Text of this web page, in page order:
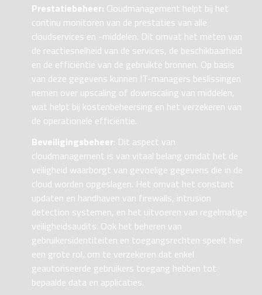
Prestatiebeheer: Cloudmanagement helpt bij het
continu monitoren van de prestaties van alle
cloudservices en -middelen. Dit omvat het meten van
de reactiesnelheid van de services, de beschikbaarheid
en de efficiëntie van de gebruikte bronnen. Op basis
van deze gegevens kunnen IT-managers beslissingen
nemen over upscaling of downscaling van middelen,
wat helpt bij kostenbeheersing en het verzekeren van
de operationele efficiëntie.
Beveiligingsbeheer: Dit aspect van
cloudmanagement is van vitaal belang omdat het de
veiligheid waarborgt van gevoelige gegevens die in de
cloud worden opgeslagen. Het omvat het constant
updaten en handhaven van firewalls, intrusion
detection systemen, en het uitvoeren van regelmatige
veiligheidsaudits. Ook het beheren van
gebruikersidentiteiten en toegangsrechten speelt hier
een grote rol, om te verzekeren dat enkel
geautoriseerde gebruikers toegang hebben tot
bepaalde data en applicaties.